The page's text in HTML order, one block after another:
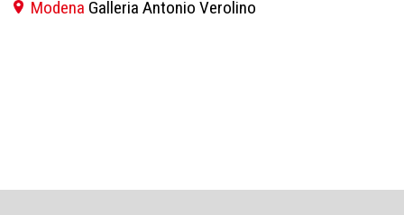
Modena Galleria Antonio Verolino